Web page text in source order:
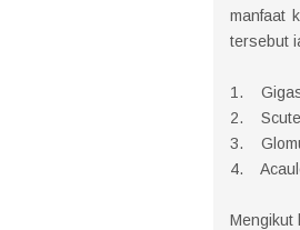
manfaat
tersebut
1.
2.
3.
4.
Mengikut